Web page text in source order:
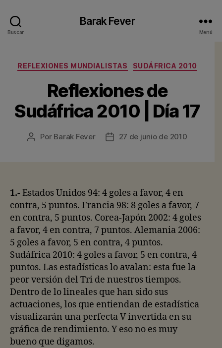
Buscar
Barak Fever
Menú
Categorías
REFLEXIONES MUNDIALISTAS SUDÁFRICA 2010
Reflexiones de
Sudáfrica 2010 | Día 17
Autor
Por Barak Fever
Fecha27 de junio de 2010
1.- Estados Unidos 94: 4 goles a favor, 4 en
contra, 5 puntos. Francia 98: 8 goles a favor, 7
en contra, 5 puntos. Corea-Japón 2002: 4 goles
a favor, 4 en contra, 7 puntos. Alemania 2006:
5 goles a favor, 5 en contra, 4 puntos.
Sudáfrica 2010: 4 goles a favor, 5 en contra, 4
puntos. Las estadísticas lo avalan: esta fue la
peor versión del Tri de nuestros tiempos.
Dentro de lo lineales que han sido sus
actuaciones, los que entiendan de estadística
visualizarán una perfecta V invertida en su
gráfica de rendimiento. Y eso no es muy
bueno que digamos.